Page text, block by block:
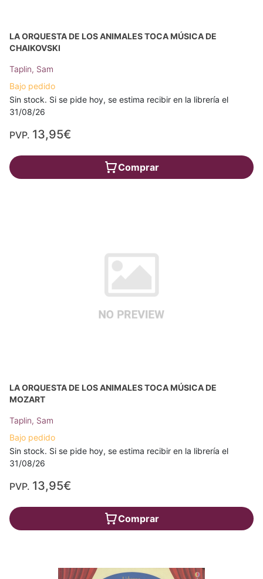
LA ORQUESTA DE LOS ANIMALES TOCA MÚSICA DE
CHAIKOVSKI
Taplin, Sam
Bajo pedido
Sin stock. Si se pide hoy, se estima recibir en la librería el
31/08/26
PVP. 13,95€
Comprar
LA ORQUESTA DE LOS ANIMALES TOCA MÚSICA DE
MOZART
Taplin, Sam
Bajo pedido
Sin stock. Si se pide hoy, se estima recibir en la librería el
31/08/26
PVP. 13,95€
Comprar